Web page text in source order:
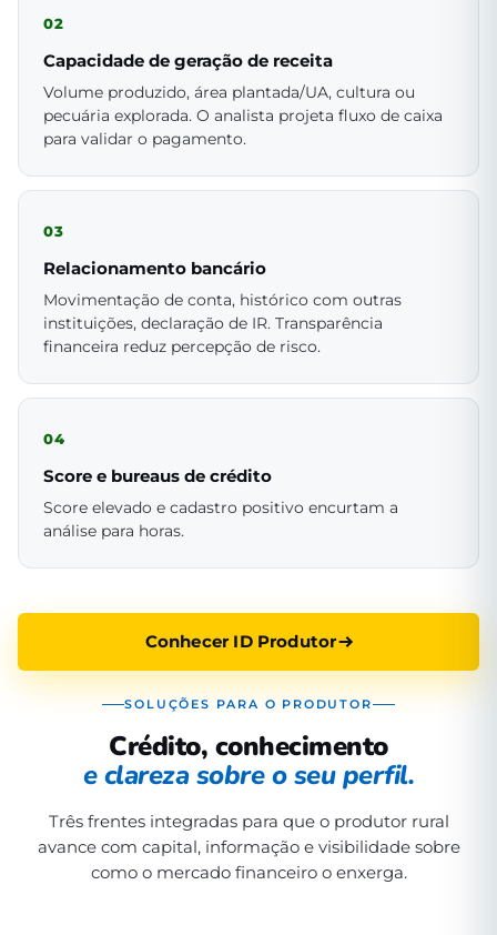
02
Capacidade de geração de receita
Volume produzido, área plantada/UA, cultura ou
pecuária explorada. O analista projeta fluxo de caixa
para validar o pagamento.
03
Relacionamento bancário
Movimentação de conta, histórico com outras
instituições, declaração de IR. Transparência
financeira reduz percepção de risco.
04
Score e bureaus de crédito
Score elevado e cadastro positivo encurtam a
análise para horas.
Conhecer ID Produtor
SOLUÇÕES PARA O PRODUTOR
Crédito, conhecimento
e clareza sobre o seu perfil.
Três frentes integradas para que o produtor rural
avance com capital, informação e visibilidade sobre
como o mercado financeiro o enxerga.